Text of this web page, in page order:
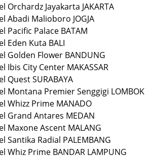
Orchardz Jayakarta JAKARTA
Abadi Malioboro JOGJA
Pacific Palace BATAM
Eden Kuta BALI
Golden Flower BANDUNG
Ibis City Center MAKASSAR
Quest SURABAYA
Montana Premier Senggigi LOMBOK
Whizz Prime MANADO
Grand Antares MEDAN
Maxone Ascent MALANG
Santika Radial PALEMBANG
Whiz Prime BANDAR LAMPUNG